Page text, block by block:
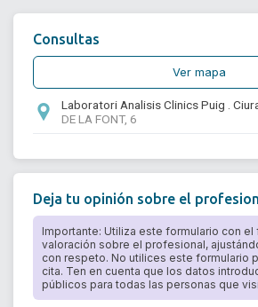
Consultas
Ver mapa
Laboratori Analisis Clinics Puig .
DE LA FONT, 6
Deja tu opinión sobre el
Importante: Utiliza este formulario con el
valoración sobre el profesional,
con respeto. No utilices este formulario
cita. Ten en cuenta que los datos
públicos para todas las personas que